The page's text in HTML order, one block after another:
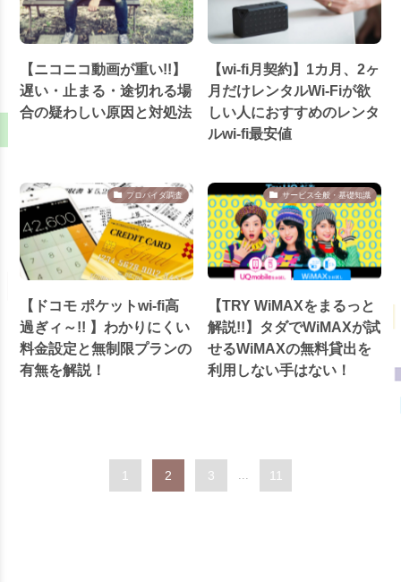
【ニコニコ動画が重い!!】
遅い・止まる・途切れる場
合の疑わしい原因と対処法
【wi-fi月契約】1カ月、2ヶ
月だけレンタルWi-Fiが欲
しい人におすすめのレンタ
ルwi-fi最安値
プロバイダ調査
【ドコモ ポケットwi-fi高
過ぎィ～!! 】わかりにくい
料金設定と無制限プランの
有無を解説！
サービス全般・基礎知識
【TRY WiMAXをまるっと
解説!!】タダでWiMAXが試
せるWiMAXの無料貸出を
利用しない手はない！
1 2 3 11